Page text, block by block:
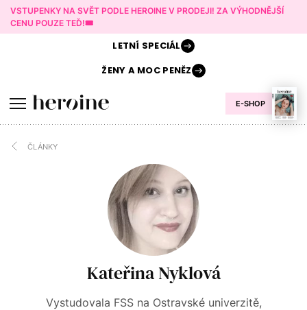
VSTUPENKY NA SVĚT PODLE HEROINE V PRODEJI! ZA VÝHODNĚJŠÍ
CENU POUZE TEĎ!🎟️
E-SHOP
LETNÍ SPECIÁL
ŽENY AMOC PENĚZ
ČLÁNKY
Kateřina Nyklová
Vystudovala FSS na Ostravské univerzitě,